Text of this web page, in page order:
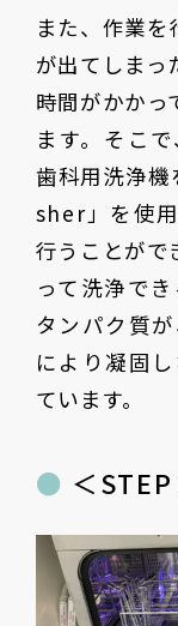
また、作業
が出てしまっ
時間がかかっ
ます。そこ
歯科用洗浄機
sher」を使
行うことがで
って洗浄で
タンパク質
により凝固
ています。
＜